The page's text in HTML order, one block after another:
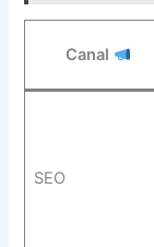
Canal
SEO